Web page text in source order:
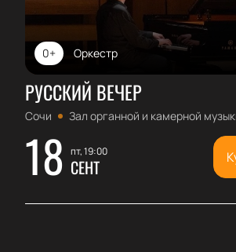
Оркестр
0+
РУССКИЙ ВЕЧЕР
Сочи Зал органной и камерной
18 пт, 19:00
СЕНТ